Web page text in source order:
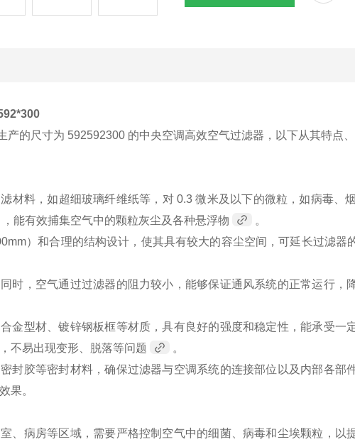
产的尺寸为 592592300 的中央空调高效空气过滤器，以下从其特点
滤材料，如超细玻璃纤维纸等，对 0.3 微米及以下的微粒，如病毒、
能有效捕集空气中的颗粒灰尘及各种悬浮物
。
）和合理的结构设计，使其具有较大的容尘空间，可延长过滤器
同时，空气通过过滤器的阻力较小，能够保证通风系统的正常运行，
合金型材、镀锌钢板框等材质，具有良好的强度和稳定性，能承受一
不易出现变形、脱落等问题
。
封胶等密封材料，确保过滤器与空调系统的连接部位以及内部各部
果。
、病房等区域，需要严格控制空气中的细菌、病毒和尘埃颗粒，以